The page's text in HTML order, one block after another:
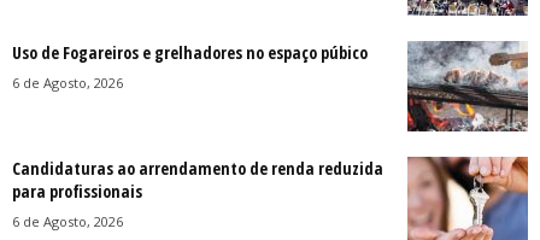
Uso de Fogareiros e grelhadores no espaço púbico
6 de Agosto, 2026
Candidaturas ao arrendamento de renda reduzida
para profissionais
6 de Agosto, 2026